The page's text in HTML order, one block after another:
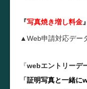
『写真焼き増し料金』
▲Web申請対応デー
『webエントリーデ
「証明写真と一緒に